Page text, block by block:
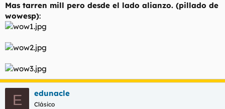
Mas tarren mill pero desde el lado alianzo. (pillado de
wowesp):
E edunacle
Clásico